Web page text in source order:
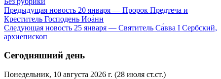
Предыдущая новость 20 января — Пророк Предтеча и
Креститель Господень Иоа́нн
Следующая новость 25 января — Святитель Са́вва I Сербский,
архиепископ
Сегодняшний день
Понедельник, 10 августа 2026 г. (28 июля ст.ст.)